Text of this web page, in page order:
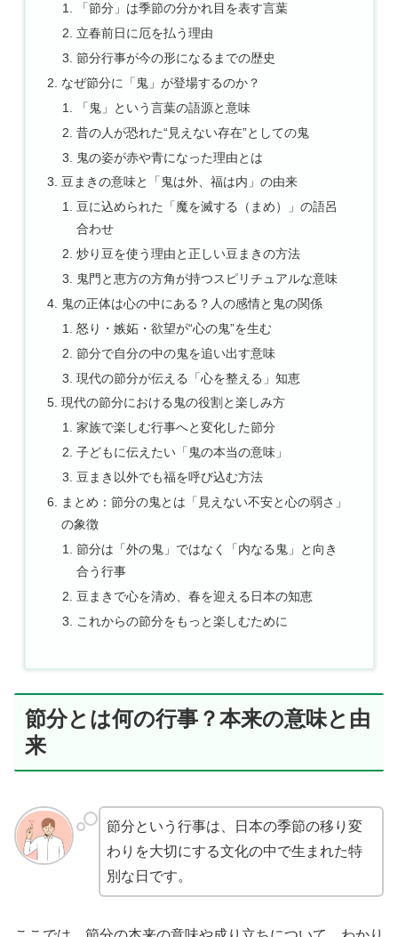
「節分」は季節の分かれ目を表す言葉
立春前日に厄を払う理由
節分行事が今の形になるまでの歴史
なぜ節分に「鬼」が登場するのか？
「鬼」という言葉の語源と意味
昔の人が恐れた“見えない存在”としての鬼
鬼の姿が赤や青になった理由とは
豆まきの意味と「鬼は外、福は内」の由来
豆に込められた「魔を滅する（まめ）」の語呂
合わせ
炒り豆を使う理由と正しい豆まきの方法
鬼門と恵方の方角が持つスピリチュアルな意味
鬼の正体は心の中にある？人の感情と鬼の関係
怒り・嫉妬・欲望が“心の鬼”を生む
節分で自分の中の鬼を追い出す意味
現代の節分が伝える「心を整える」知恵
現代の節分における鬼の役割と楽しみ方
家族で楽しむ行事へと変化した節分
子どもに伝えたい「鬼の本当の意味」
豆まき以外でも福を呼び込む方法
まとめ：節分の鬼とは「見えない不安と心の弱さ」
の象徴
節分は「外の鬼」ではなく「内なる鬼」と向き
合う行事
豆まきで心を清め、春を迎える日本の知恵
これからの節分をもっと楽しむために
節分とは何の行事？本来の意味と由
来
節分という行事は、日本の季節の移り変
わりを大切にする文化の中で生まれた特
別な日です。